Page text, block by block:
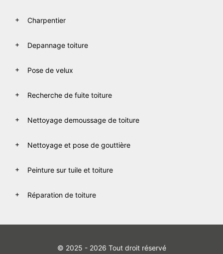
Charpentier
Depannage toiture
Pose de velux
Recherche de fuite toiture
Nettoyage demoussage de toiture
Nettoyage et pose de gouttière
Peinture sur tuile et toiture
Réparation de toiture
© 2025 - 2026 Tout droit réservé